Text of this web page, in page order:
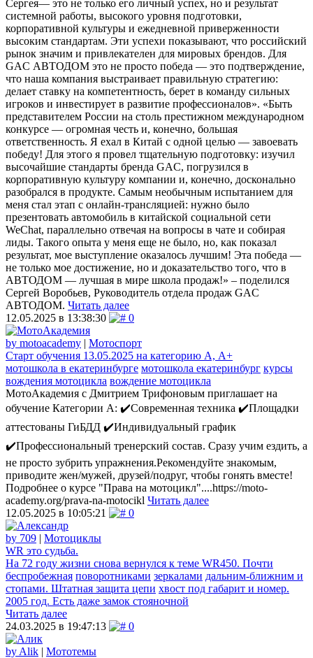
Сергея— это не только его личный успех, но и результат
системной работы, высокого уровня подготовки,
корпоративной культуры и ежедневной приверженности
высоким стандартам. Эти успехи показывают, что российский
рынок значим и привлекателен для мировых брендов. Для
GAC АВТОДОМ это не просто победа — это подтверждение,
что наша компания выстраивает правильную стратегию:
делает ставку на компетентность, берет в команду сильных
игроков и инвестирует в развитие профессионалов». «Быть
представителем России на столь престижном международном
конкурсе — огромная честь и, конечно, большая
ответственность. Я ехал в Китай с одной целью — завоевать
победу! Для этого я провел тщательную подготовку: изучил
высочайшие стандарты бренда GAC, погрузился в
корпоративную культуру компании и, конечно, досконально
разобрался в продукте. Самым необычным испытанием для
меня стал этап с онлайн-трансляцией: нужно было
презентовать автомобиль в китайской социальной сети
WeChat, параллельно отвечая на вопросы в чате и собирая
лиды. Такого опыта у меня еще не было, но, как показал
результат, мое выступление оказалось лучшим! Эта победа —
не только мое достижение, но и доказательство того, что в
АВТОДОМ — лучшая в мире школа продаж!» – поделился
Сергей Воробьев, Руководитель отдела продаж GAC
АВТОДОМ. Читать далее
12.05.2025 в 13:38:30
0
by motoacademy | Мотоспорт
Старт обучения 13.05.2025 на категорию А, А+
мотошкола в екатеринбурге мотошкола екатеринбург курсы
вождения мотоцикла вождение мотоцикла
МотоАкадемия с Дмитрием Трифоновым приглашает на
обучение Категории А: ✔️Современная техника ✔️Площадки
аттестованы ГиБДД ✔️Индивидуальный график
✔️Профессиональный тренерский состав. Сразу учим ездить, а
не просто зубрить упражнения.Рекомендуйте знакомым,
приводите жен/мужей, друзей/подруг, чтобы гонять вместе!
Подробнее о курсе "Права на мотоцикл"....https://moto-
academy.org/prava-na-motocikl Читать далее
12.05.2025 в 10:05:21
0
by 709 | Мотоциклы
WR это судьба.
На 72 году жизни снова вернулся к теме WR450. Почти
беспробежная поворотниками зеркалами дальним-ближним и
стопами. Штатная защита цепи хвост под габарит и номер.
2005 год. Есть даже замок стояночной
Читать далее
24.03.2025 в 19:47:13
0
by Alik | Мототемы